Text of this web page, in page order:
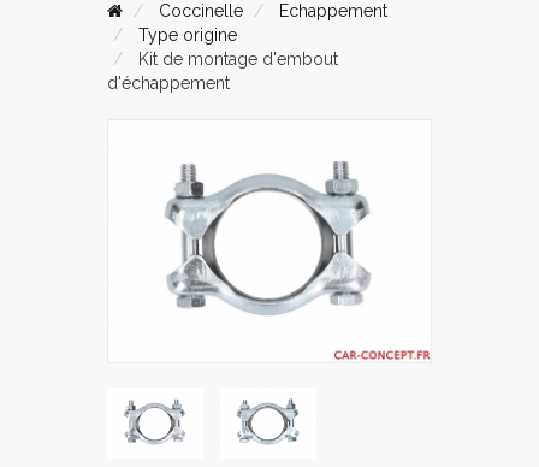
Coccinelle
Echappement
Type origine
Kit de montage d'embout
d'échappement